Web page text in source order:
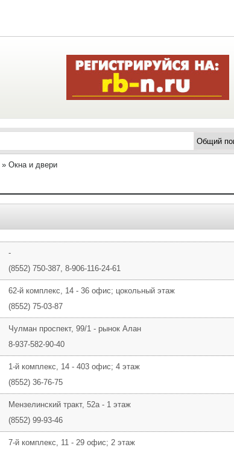
» Окна и двери
-
(8552) 750-387, 8-906-116-24-61
62-й комплекс, 14 - 36 офис; цокольный этаж
(8552) 75-03-87
Чулман проспект, 99/1 - рынок Алан
8-937-582-90-40
1-й комплекс, 14 - 403 офис; 4 этаж
(8552) 36-76-75
Мензелинский тракт, 52а - 1 этаж
(8552) 99-93-46
7-й комплекс, 11 - 29 офис; 2 этаж